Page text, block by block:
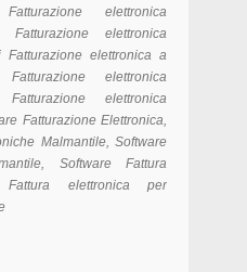
elettronica
Fatturazione elettronica
Fatturazione elettronica a
elettronica
elettronica
Fatturazione Elettronica,
Malmantile, Software
Software Fattura
Fattura elettronica per